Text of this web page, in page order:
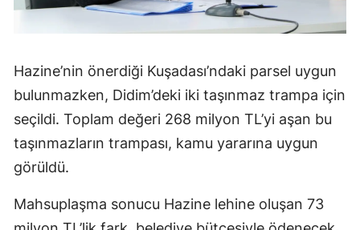
Hazine’nin önerdiği Kuşadası’ndaki parsel uygun
bulunmazken, Didim’deki iki taşınmaz trampa için
seçildi. Toplam değeri 268 milyon TL’yi aşan bu
taşınmazların trampası, kamu yararına uygun
görüldü.
Mahsuplaşma sonucu Hazine lehine oluşan 73